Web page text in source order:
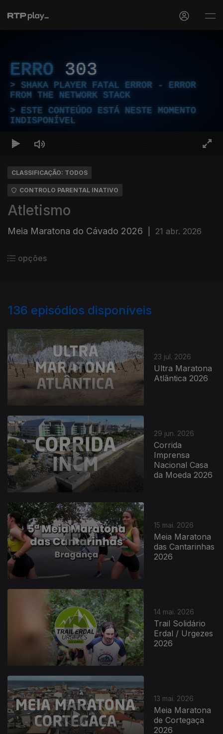
ERRO 303
SHAKA PLAYER FATAL ERROR - ERROR
FROM THE NETWORK STACK
ESTE CONTEÚDO ESTÁ NESTE MOMENTO
INDISPONÍVEL
CLASSIFICAÇÃO: TODOS
CONTROLO PARENTAL INATIVO
Atletismo
Meia Maratona do Cávado 2026 21 abr. 2026
opções
136 episódios disponíveis
23 jul. 2026
Ultra Maratona
Atlântica 2026
29 jun. 2026
Corrida
Imprensa
Nacional Casa
da Moeda 2026
15 mai. 2026
Meia Maratona
das Cantarinhas
2026
14 mai. 2026
Trail Solidário
Erdal / Urgezes
2026
13 mai. 2026
Meia Maratona
de Cortegaça
2026